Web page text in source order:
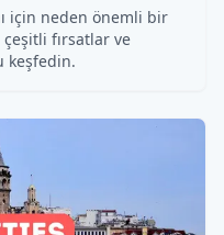
için neden önemli bir
çeşitli fırsatlar ve
keşfedin.